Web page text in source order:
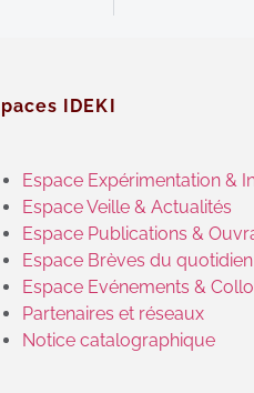
IDEKI
Espace Expérimentation &
Espace Veille & Actualités
Espace Publications &
Espace Brèves du quotidien
Espace Evénements &
Partenaires et réseaux
Notice catalographique